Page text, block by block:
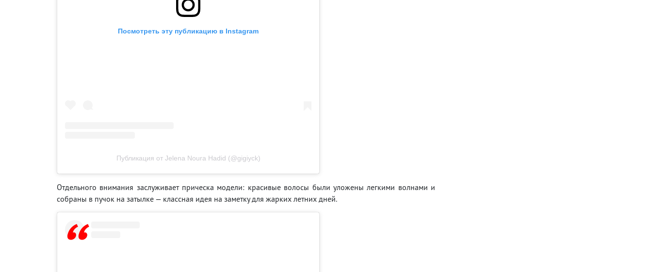
Посмотреть эту публикацию в Instagram
Публикация от Jelena Noura Hadid (@gigiyck)
Отдельного внимания заслуживает прическа модели: красивые волосы были уложены легкими волнами и
собраны в пучок на затылке — классная идея на заметку для жарких летних дней.